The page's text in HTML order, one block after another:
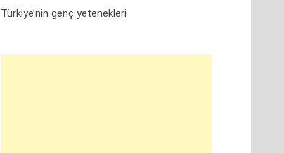
Türkiye’nin genç yetenekleri